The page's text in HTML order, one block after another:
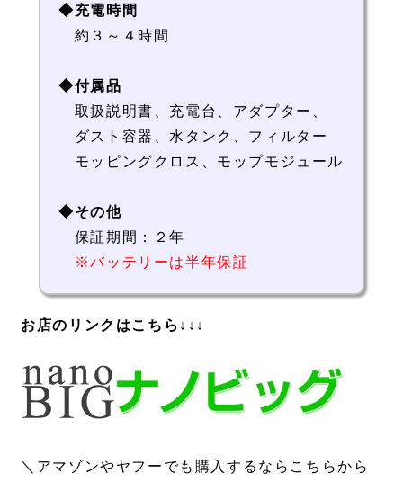
◆充電時間
約３～４時間
◆付属品
取扱説明書、充電台、アダプター、
ダスト容器、水タンク、フィルター
モッピングクロス、モップモジュール
◆その他
保証期間：２年
※バッテリーは半年保証
お店のリンクはこちら↓↓↓
＼アマゾンやヤフーでも購入するならこちらから